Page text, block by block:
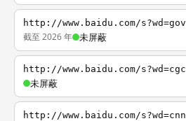
http://www.baidu.com/s?wd=gov
截至 2026 年 未屏蔽
http://www.baidu.com/s?wd=cgc
未屏蔽
http://www.baidu.com/s?wd=cnn